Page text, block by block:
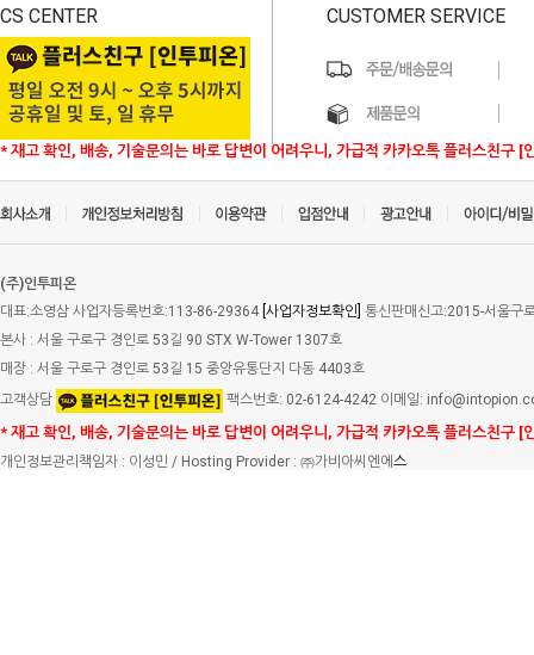
CS CENTER
* 재고 확인, 배송, 기술문의는 바로 답변이 어려우니, 가급적 카카오톡 플러스친구 [
CUSTOMER SERVICE
(주)인투피온
대표:소영삼 사업자등록번호:113-86-29364 [사업자정보확인] 통신판매신고:2015-서울구
본사 : 서울 구로구 경인로 53길 90 STX W-Tower 1307호
매장 : 서울 구로구 경인로 53길 15 중앙유통단지 다동 4403호
고객상담
팩스번호: 02-6124-4242 이메일:
* 재고 확인, 배송, 기술문의는 바로 답변이 어려우니, 가급적 카카오톡 플러스친구 [
개인정보관리책임자 : 이성민 / Hosting Provider : ㈜가비아씨엔에 스